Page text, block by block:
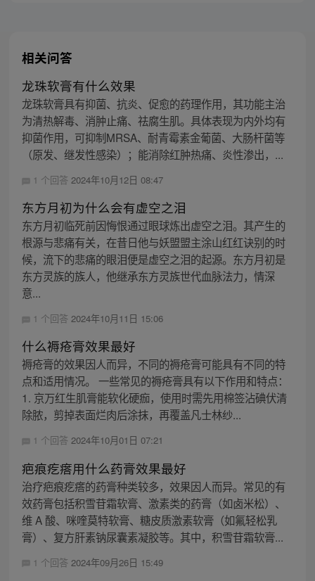
相关问答
龙珠软膏有什么效果
龙珠软膏具有抑菌、抗炎、促愈的药理作用，其功能主治
为清热解毒、消肿止痛、祛腐生肌。具体表现为内外均有
抑菌作用，可抑制MRSA、耐青霉素金葡菌、大肠杆菌等
（原发、继发性感染）；能消除红肿热痛、炎性渗出，...
1 个回答 2024年10月12日 08:47
东方月初为什么会有虚空之泪
东方月初临死前因悔恨通过眼球炼出虚空之泪。其产生的
根源与悲痛有关，在昔日他与妖盟盟主涂山红红诀别的时
候，流下的悲痛的眼泪便是虚空之泪的起源。东方月初是
东方灵族的族人，他继承东方灵族世代血脉法力，情深
意...
1 个回答 2024年10月11日 15:06
什么褥疮膏效果最好
褥疮膏的效果因人而异，不同的褥疮膏可能具有不同的特
点和适用情况。 一些常见的褥疮膏具有以下作用和特点：
1. 京万红生肌膏能软化硬痂，使用时需先用棉签沾碘伏清
除脓，剪掉表面烂肉后涂抹，再覆盖凡士林纱...
1 个回答 2024年10月01日 07:21
疤痕疙瘩用什么药膏效果最好
治疗疤痕疙瘩的药膏种类较多，效果因人而异。常见的有
效药膏包括积雪苷霜软膏、激素类的药膏（如卤米松）、
维 A 酸、咪喹莫特软膏、糖皮质激素软膏（如氟轻松乳
膏）、复方肝素钠尿囊素凝胶等。其中，积雪苷霜软膏...
1 个回答 2024年09月26日 15:49